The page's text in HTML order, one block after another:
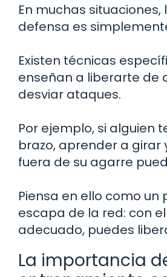
En muchas situaciones,
defensa es
Existen técnicas
enseñan a liberarte de
desviar ataques.
Por ejemplo, si alguien
brazo, aprender a girar
fuera de su agarre
Piensa en ello como un
escapa de la red: con
adecuado, puedes
La importancia